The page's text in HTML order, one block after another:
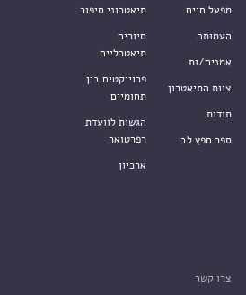
מפעל חיים
העמותה
אמנים/ות
צוות התיאטרון
תודות
ספר חפץ לב
תיאטרוני סיפור
סיורים
תיאטרליים
פרוייקטים בין
תחומיים
הגשות לוועדת
רפרטואר
ארכיון
צרו קשר